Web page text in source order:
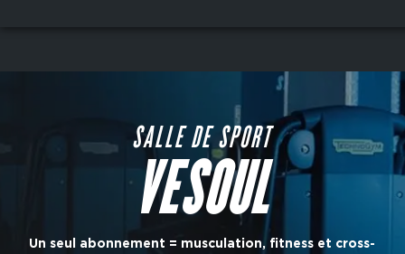
SALLE DE SPORT
VESOUL
Un seul abonnement = musculation, fitness et cross-